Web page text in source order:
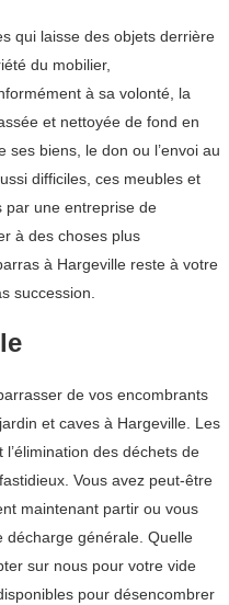
qui laisse des objets derrière
du mobilier,
à sa volonté, la
et nettoyée de fond en
biens, le don ou l’envoi au
difficiles, ces meubles et
par une entreprise de
à des choses plus
à Hargeville reste à votre
succession.
de vos encombrants
et caves à Hargeville. Les
des déchets de
Vous avez peut-être
maintenant partir ou vous
décharge générale. Quelle
sur nous pour votre vide
pour désencombrer